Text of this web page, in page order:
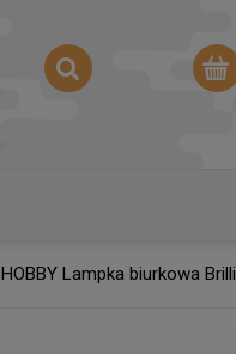
HOBBY Lampka biurkowa